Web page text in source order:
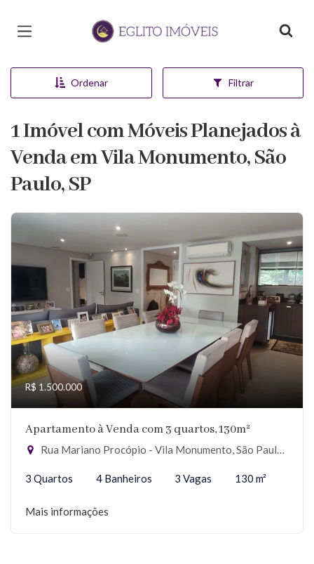
Página inicial
Ordenar Filtrar
1 Imóvel com Móveis Planejados à
Venda em Vila Monumento, São
Paulo, SP
R$ 1.500.000
Apartamento à Venda com 3 quartos, 130m²
Rua Mariano Procópio - Vila Monumento, São Paulo-SP
3 Quartos 4 Banheiros 3 Vagas 130 m²
Mais informações